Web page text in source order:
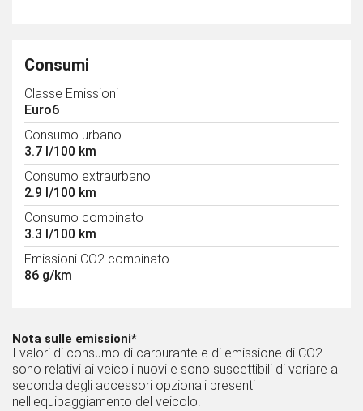
Consumi
Classe Emissioni
Euro6
Consumo urbano
3.7 l/100 km
Consumo extraurbano
2.9 l/100 km
Consumo combinato
3.3 l/100 km
Emissioni CO2 combinato
86 g/km
Nota sulle emissioni*
I valori di consumo di carburante e di emissione di CO2
sono relativi ai veicoli nuovi e sono suscettibili di variare a
seconda degli accessori opzionali presenti
nell'equipaggiamento del veicolo.